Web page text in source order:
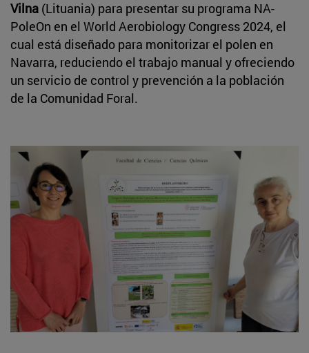
Vilna (Lituania) para presentar su programa NA-
PoleOn en el World Aerobiology Congress 2024, el
cual está diseñado para monitorizar el polen en
Navarra, reduciendo el trabajo manual y ofreciendo
un servicio de control y prevención a la población
de la Comunidad Foral.